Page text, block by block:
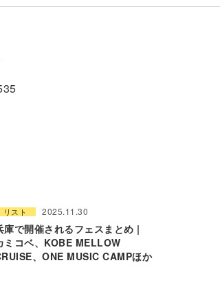
リスト 2025.11.30
庫で開催されるフェスまとめ |
ミコベ、KOBE MELLOW
、ONE MUSIC CAMPほか